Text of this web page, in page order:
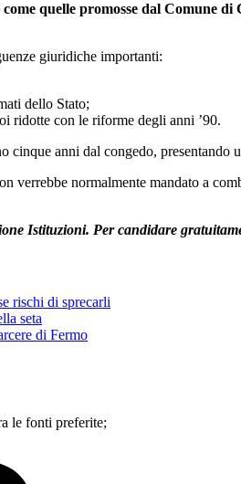
quelle promosse dal
giuridiche importanti:
dello Stato;
ridotte con le riforme degli anni ’90.
anni dal congedo, presentando
verrebbe normalmente mandato a
Istituzioni. Per candidare
rischi di sprecarli
seta
di Fermo
le fonti preferite;